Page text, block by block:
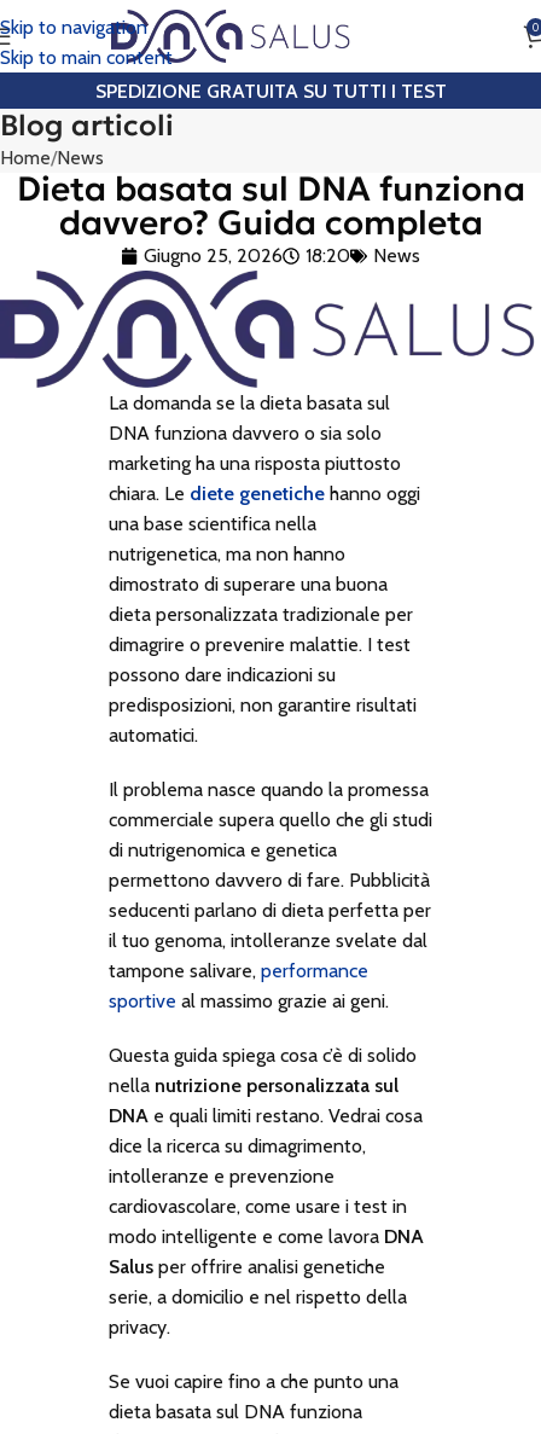
Skip to navigation
Skip to main content
0
SPEDIZIONE GRATUITA SU TUTTI I TEST
Blog articoli
Home News
Dieta basata sul DNA funziona
davvero? Guida completa
Giugno 25, 2026 18:20 News
La domanda se la dieta basata sul
DNA funziona davvero o sia solo
marketing ha una risposta piuttosto
chiara. Le diete genetichehanno oggi
una base scientifica nella
nutrigenetica, ma non hanno
dimostrato di superare una buona
dieta personalizzata tradizionale per
dimagrire o prevenire malattie. I test
possono dare indicazioni su
predisposizioni, non garantire risultati
automatici.
Il problema nasce quando la promessa
commerciale supera quello che gli studi
di nutrigenomica e genetica
permettono davvero di fare. Pubblicità
seducenti parlano di dieta perfetta per
il tuo genoma, intolleranze svelate dal
tampone salivare, performance
sportive al massimo grazie ai geni.
Questa guida spiega cosa c’è di solido
nella nutrizione personalizzata sul
DNAe quali limiti restano. Vedrai cosa
dice la ricerca su dimagrimento,
intolleranze e prevenzione
cardiovascolare, come usare i test in
modo intelligente e come lavora DNA
Salusper offrire analisi genetiche
serie, a domicilio e nel rispetto della
privacy.
Se vuoi capire fino a che punto una
dieta basata sul DNA funziona